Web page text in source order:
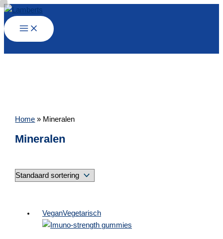
Ga
naar
de
Home » Mineralen
Mineralen
VeganVegetarisch